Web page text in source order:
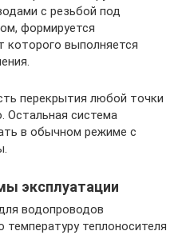
с резьбой под
формируется
которого выполняется
перекрытия любой точки
Остальная система
в обычном режиме с
эксплуатации
водопроводов
теплоносителя